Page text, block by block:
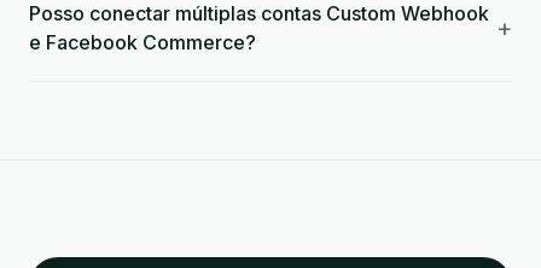
Posso conectar múltiplas contas Custom Webhook
e Facebook Commerce?
+